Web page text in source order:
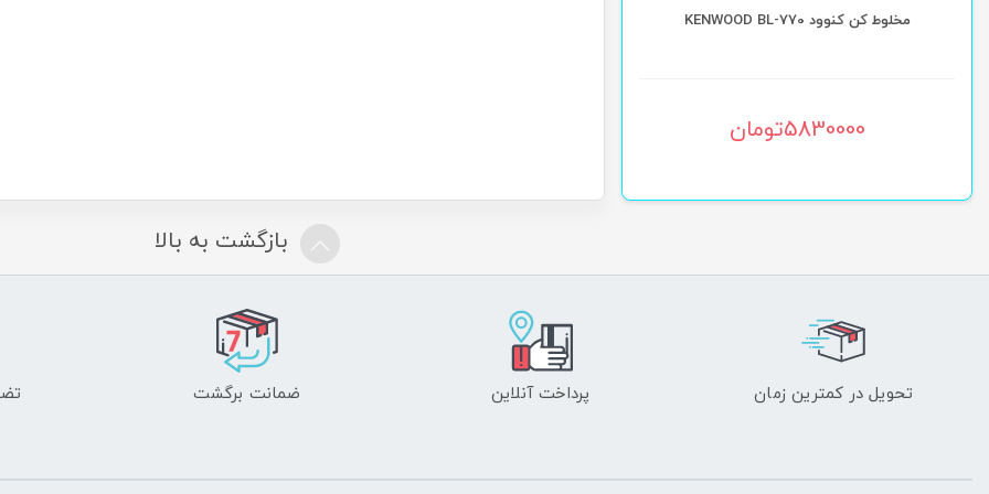
مخلوط کن کنوود KENWOOD BL-770
5830000تومان
بازگشت به بالا
تحویل در کمترین زمان پرداخت آنلاین ضمانت برگشت